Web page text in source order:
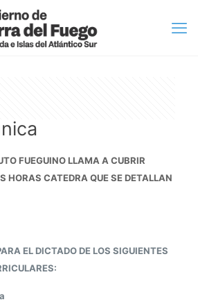
FUEGUINO LLAMA A CUBRIR
HORAS CATEDRA QUE SE DETALLAN
EL DICTADO DE LOS SIGUIENTES